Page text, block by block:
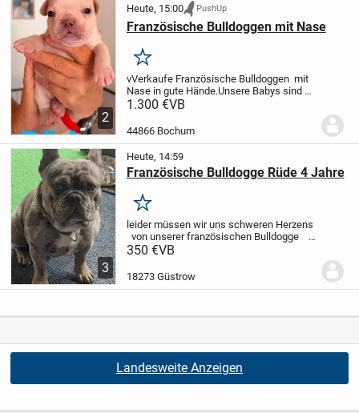
2
Heute, 15:00 PushUp
Französische Bulldoggen mit Nase
Merken
vVerkaufe Französische Bulldoggen mit
Nase in gute Hände.Unsere Babys sind an
26.06.26 geboren und ab Gabe
Deutscher Hausaufzucht .
1.300 €VB
44866 Bochum
3
Heute, 14:59
Französische Bulldogge Rüde 4 Jahre
Merken
leider müssen wir uns schweren Herzens
von unserer französischen Bulldogge
trennen.. Er ist 07 2022 geboren.
lange Spaziergänge mit und ohne...
350 €VB
18273 Güstrow
Landesweite Anzeigen